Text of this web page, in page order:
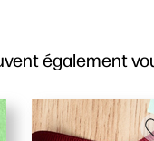
également